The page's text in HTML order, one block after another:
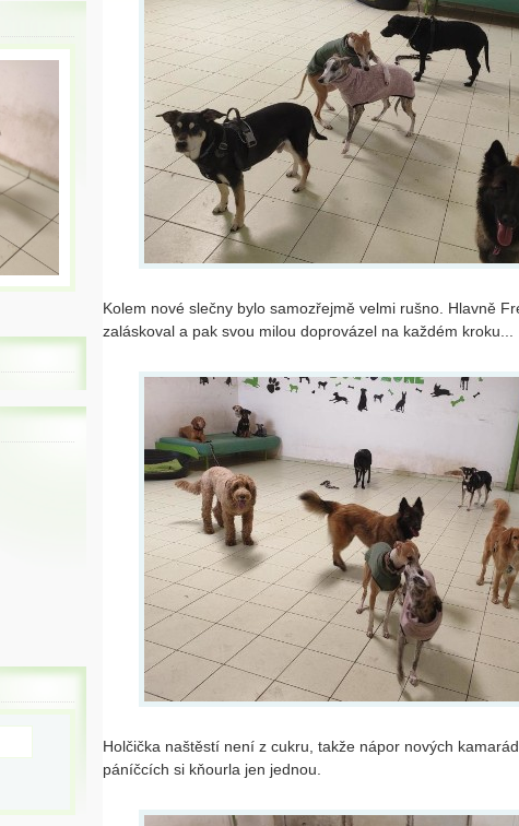
Kolem nové slečny bylo samozřejmě velmi rušno. Hlavně
zaláskoval a pak svou milou doprovázel na každém kroku...
Holčička naštěstí není z cukru, takže nápor nových
páníčcích si kňourla jen jednou.